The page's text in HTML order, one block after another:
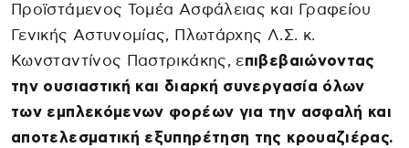
Προϊστάμενος Τομέα Ασφάλειας και Γραφείου
Γενικής Αστυνομίας, Πλωτάρχης Λ.Σ. κ.
Κωνσταντίνος Παστρικάκης, επιβεβαιώνοντας
την ουσιαστική και διαρκή συνεργασία όλων
των εμπλεκόμενων φορέων για την ασφαλή και
αποτελεσματική εξυπηρέτηση της κρουαζιέρας.